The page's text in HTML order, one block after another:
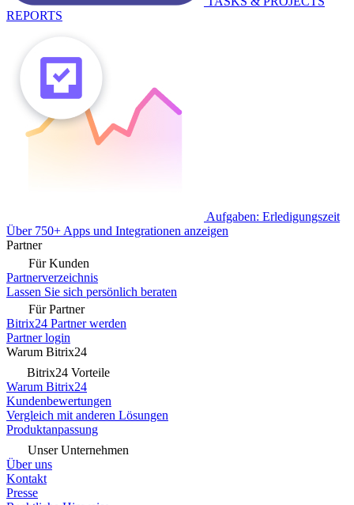
REPORTS
Aufgaben: Erledigungszeit
Über 750+ Apps und Integrationen anzeigen
Partner
Für Kunden
Partnerverzeichnis
Lassen Sie sich persönlich beraten
Für Partner
Bitrix24 Partner werden
Partner login
Warum Bitrix24
Bitrix24 Vorteile
Warum Bitrix24
Kundenbewertungen
Vergleich mit anderen Lösungen
Produktanpassung
Unser Unternehmen
Über uns
Kontakt
Presse